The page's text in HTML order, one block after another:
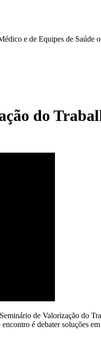
e de Equipes de Saúde
do
de Valorização do
é debater soluções